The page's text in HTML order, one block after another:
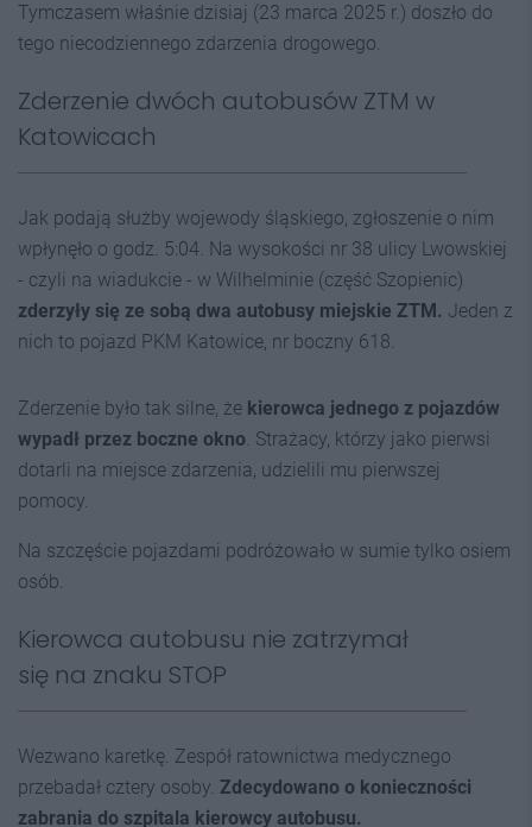
Tymczasem właśnie dzisiaj (23 marca 2025 r.) doszło do
tego niecodziennego zdarzenia drogowego.
Zderzenie dwóch autobusów ZTM w
Katowicach
Jak podają służby wojewody śląskiego, zgłoszenie o nim
wpłynęło o godz. 5:04. Na wysokości nr 38 ulicy Lwowskiej
- czyli na wiadukcie - w Wilhelminie (część Szopienic)
zderzyły się ze sobą dwa autobusy miejskie ZTM. Jeden z
nich to pojazd PKM Katowice, nr boczny 618.
Zderzenie było tak silne, że kierowca jednego z pojazdów
wypadł przez boczne okno. Strażacy, którzy jako pierwsi
dotarli na miejsce zdarzenia, udzielili mu pierwszej
pomocy.
Na szczęście pojazdami podróżowało w sumie tylko osiem
osób.
Kierowca autobusu nie zatrzymał
się na znaku STOP
Wezwano karetkę. Zespół ratownictwa medycznego
przebadał cztery osoby. Zdecydowano o konieczności
zabrania do szpitala kierowcy autobusu.